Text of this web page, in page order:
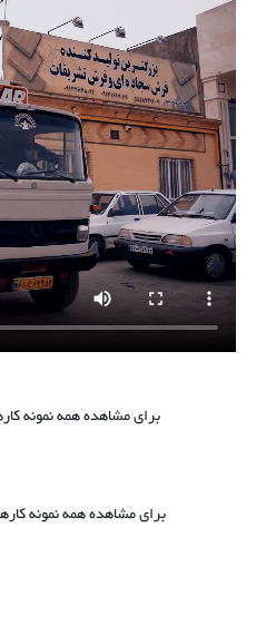
برای مشاهده همه نمونه
برای مشاهده همه نمونه